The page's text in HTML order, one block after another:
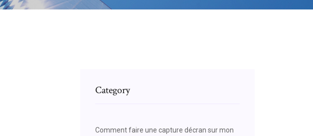
Category
Comment faire une capture décran sur mon